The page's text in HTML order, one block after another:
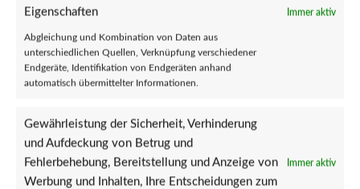
Eigenschaften Immer aktiv
Abgleichung und Kombination von Daten aus
unterschiedlichen Quellen, Verknüpfung verschiedener
Endgeräte, Identifikation von Endgeräten anhand
automatisch übermittelter Informationen.
Gewährleistung der Sicherheit, Verhinderung
und Aufdeckung von Betrug und
Fehlerbehebung, Bereitstellung und Anzeige von
Werbung und Inhalten, Ihre Entscheidungen zum
Immer aktiv
100x “Nazis Raus” Sticker – Gegen
Nazis – Antifa Aufkleber – fck nzs – Linke
€ 7,89
100x “pimmel” Sticker – Gegen Nazis –
Antifa Aufkleber – Fuck Nazis – Linke 161
€7,89